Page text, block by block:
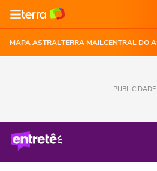
MAPA ASTRALTERRA MAILCENTRAL DO
PUBLICIDADE